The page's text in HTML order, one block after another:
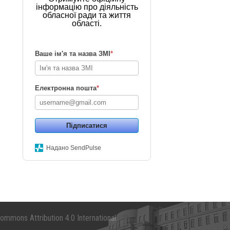
інформацію про діяльність
обласної ради та життя
області.
Ваше ім'я та назва ЗМІ*
Електронна пошта*
Підписатися
Надано SendPulse
Attribution 4.0 International